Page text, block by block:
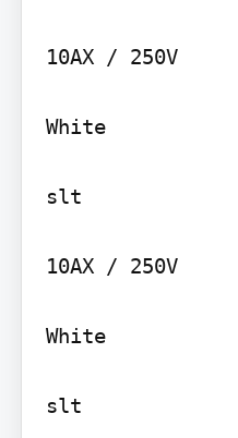
10AX / 250V
White
slt
10AX / 250V
White
slt